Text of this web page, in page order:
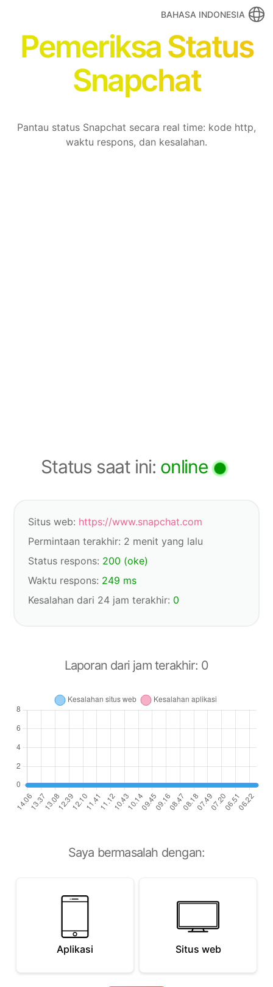
BAHASA INDONESIA
Pemeriksa Status
Snapchat
Pantau status Snapchat secara real time: kode http,
waktu respons, dan kesalahan.
Status saat ini: online
Situs web: https://www.snapchat.com
Permintaan terakhir: 2 menit yang lalu
Status respons: 200 (oke)
Waktu respons: 249 ms
Kesalahan dari 24 jam terakhir: 0
Laporan dari jam terakhir: 0
Saya bermasalah dengan:
Aplikasi Situs web